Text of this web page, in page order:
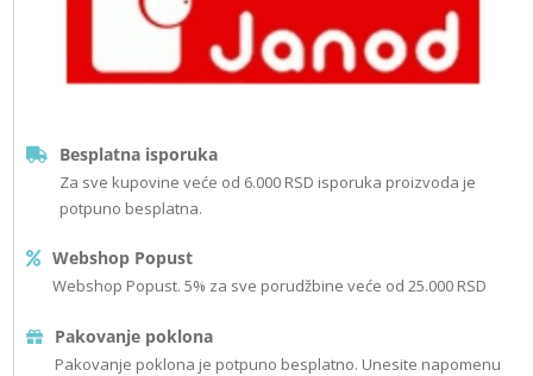
Besplatna isporuka
Za sve kupovine veće od 6.000 RSD isporuka proizvoda je
potpuno besplatna.
Webshop Popust
Webshop Popust. 5% za sve porudžbine veće od 25.000 RSD
Pakovanje poklona
Pakovanje poklona je potpuno besplatno. Unesite napomenu